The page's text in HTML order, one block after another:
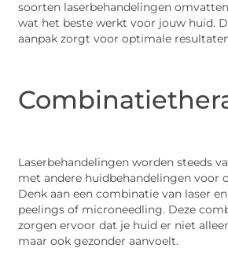
soorten laserbehandelingen
wat het beste werkt voor jouw huid.
aanpak zorgt voor optimale
Laserbehandelingen worden steeds
met andere huidbehandelingen voor
Denk aan een combinatie van laser
peelings of microneedling. Deze
zorgen ervoor dat je huid er niet
maar ook gezonder aanvoelt.